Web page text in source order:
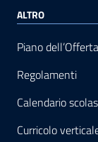
ALTRO
Piano
Regolamenti
Calendario
Curricolo